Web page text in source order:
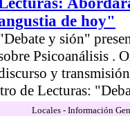
de hoy"
y sión"
Psicoanálisis .
y
de Lecturas:
Locales - Información